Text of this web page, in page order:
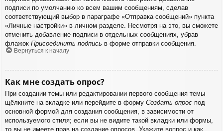
подписи по умолчанию ко всем вашим сообщениям, сделав
соответствующий выбор в параграфе «Отправка сообщений» пункта
«Личные настройки» в личном разделе. Несмотря на это, вы сможете
отменить добавление подписи в отдельных сообщениях, убрав
флажок Присоединить подпись в форме отправки сообщения.
Вернуться к началу
Как мне создать опрос?
При создании темы или редактировании первого сообщения темы
щёлкните на вкладке или перейдите в форму Создать опрос под
основной формой для создания сообщения, в зависимости от
используемого стиля; если вы не видите такой вкладки или формы,
то вы не имеете прав на создание опросов. Укажите вопрос и как